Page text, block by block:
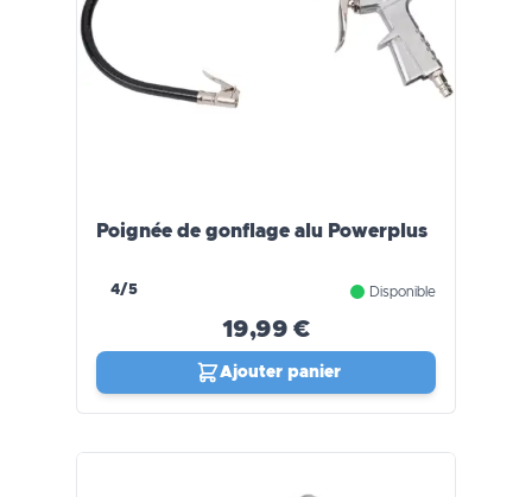
Poignée de gonflage alu Powerplus
4/5 Disponible
19,99 €
Ajouter panier